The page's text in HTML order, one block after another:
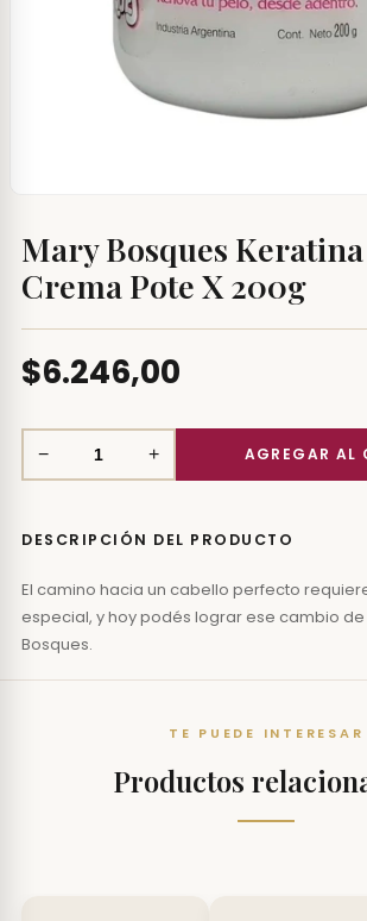
Mary Bosques
Crema Pote X 200g
$6.246,00
− +
DESCRIPCIÓN DEL PRODUCTO
El camino hacia un cabello perfecto
especial, y hoy podés lograr ese cambio
Bosques.
TE PUEDE INTERESAR
Productos